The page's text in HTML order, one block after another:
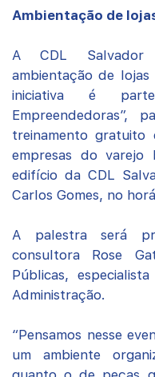
Ambientação de
A CDL Salvador
ambientação de
iniciativa é
Empreendedoras”,
treinamento gratuito
empresas do varejo
edifício da CDL
Carlos Gomes, no
A palestra será
consultora Rose
Públicas,
Administração.
“Pensamos nesse
um ambiente